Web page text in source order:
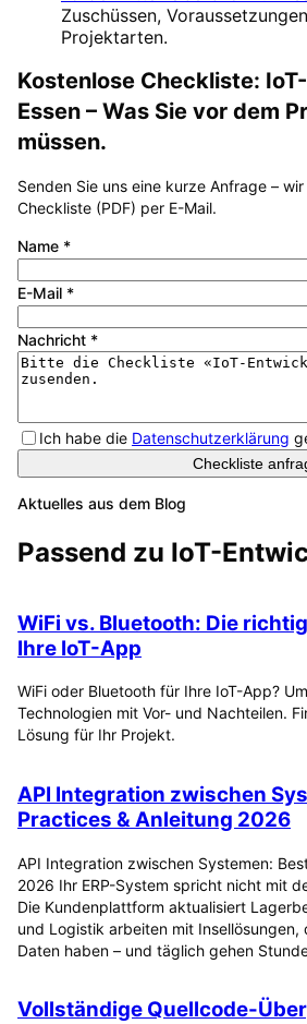
Zuschüssen,
Projektarten.
Kostenlose Checkliste:
Essen – Was Sie vor dem
müssen.
Senden Sie uns eine kurze Anfrage –
Checkliste (PDF) per E-Mail.
Name *
E-Mail *
Nachricht *
Ich habe die Datenschutzerklärung
Checkliste
Aktuelles aus dem Blog
Passend zu IoT-
WiFi vs. Bluetooth: Die
Ihre IoT-App
WiFi oder Bluetooth für Ihre IoT-App?
Technologien mit Vor- und Nachteilen.
Lösung für Ihr Projekt.
API Integration zwischen
Practices & Anleitung 2026
API Integration zwischen Systemen:
2026 Ihr ERP-System spricht nicht mit
Die Kundenplattform aktualisiert
und Logistik arbeiten mit Insellösungen,
Daten haben – und täglich gehen
Vollständige Quellcode-